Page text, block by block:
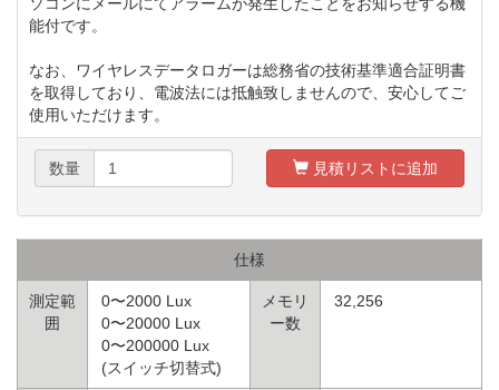
能付です。
なお、ワイヤレスデータロガーは総務省の技術基準適合証明書
を取得しており、電波法には抵触致しませんので、安心してご
使用いただけます。
数量 見積リストに追加
仕様
測定範
囲
0〜2000 Lux
0〜20000 Lux
0〜200000 Lux
(スイッチ切替式)
メモリ
ー数
32,256